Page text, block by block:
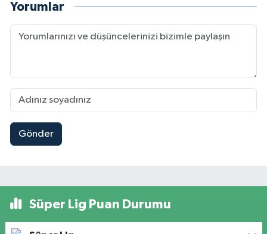
Yorumlar
Gönder
Süper Lig Puan Durumu